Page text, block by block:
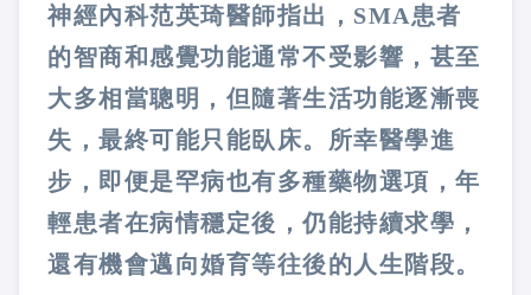
神經內科范英琦醫師指出，SMA患者
的智商和感覺功能通常不受影響，甚至
大多相當聰明，但隨著生活功能逐漸喪
失，最終可能只能臥床。所幸醫學進
步，即便是罕病也有多種藥物選項，年
輕患者在病情穩定後，仍能持續求學，
還有機會邁向婚育等往後的人生階段。